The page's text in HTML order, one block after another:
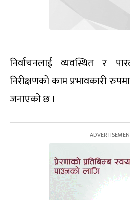
निर्वाचनलाई व्यवस्थित र
निरीक्षणको काम प्रभावकारी
जनाएको छ ।